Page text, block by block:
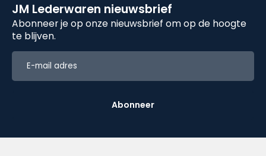
JM Lederwaren nieuwsbrief
Abonneer je op onze nieuwsbrief om op de hoogte
te blijven.
Abonneer